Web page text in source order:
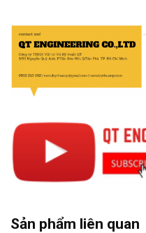
Sản phẩm liên quan